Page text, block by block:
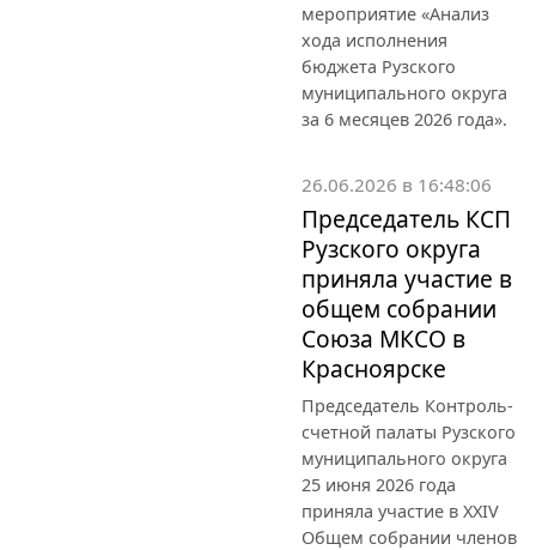
мероприятие «Анализ
хода исполнения
бюджета Рузского
муниципального округа
за 6 месяцев 2026 года».
26.06.2026 в 16:48:06
Председатель КСП
Рузского округа
приняла участие в
общем собрании
Союза МКСО в
Красноярске
Председатель Контроль-
счетной палаты Рузского
муниципального округа
25 июня 2026 года
приняла участие в XXIV
Общем собрании членов